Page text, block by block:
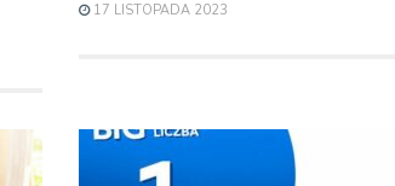
17 LISTOPADA 2023